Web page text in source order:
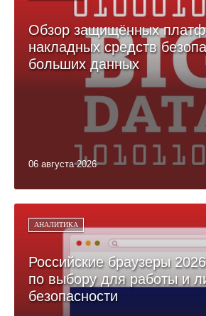
Обзор защищённых
накладных средств
больших данных
06 августа 2026
АНАЛИТИКА
Российские браузеры
по выбору для работы и
безопасности